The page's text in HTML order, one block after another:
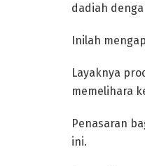
dadiah
Inilah
‎Layaknya
memelihara
‎Penasaran
ini.